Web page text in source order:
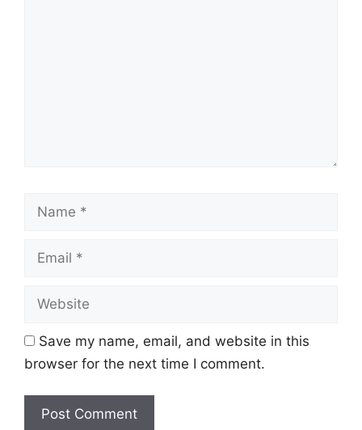
Name
Email
Website
Save my name, email, and website in this
browser for the next time I comment.